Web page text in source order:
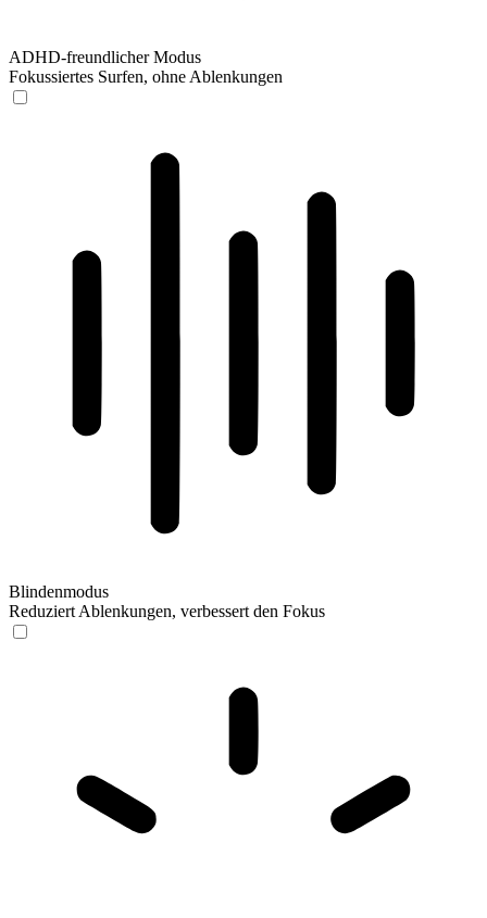
ADHD-freundlicher Modus
Fokussiertes Surfen, ohne Ablenkungen
Blindenmodus
Reduziert Ablenkungen, verbessert den Fokus